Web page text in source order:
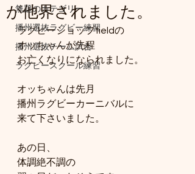
無題のカテゴリー
播州選抜ラグビー練習
播州選抜チーム試合
ラグビースクール練習
が他界されました。
ラグビーショップfieldの
オッちゃんが先程
お亡くなりになられました。
オッちゃんは先月
播州ラグビーカーニバルに
来て下さいました。
あの日、
体調絶不調の